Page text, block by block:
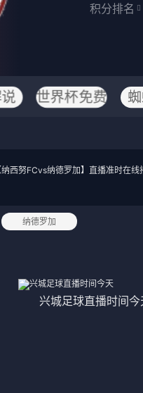
西甲
积分排名
世界杯免费
西努FCvs纳德罗加】直播准时在
纳德罗加
兴城足球直播时间今